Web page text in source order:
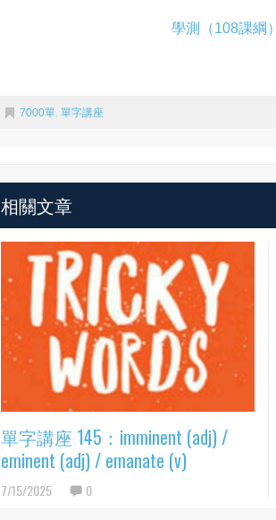
學測（108課綱
7000單 單字講座
相關文章
單字講座 145：imminent (adj) /
eminent (adj) / emanate (v)
7/15/2025 0